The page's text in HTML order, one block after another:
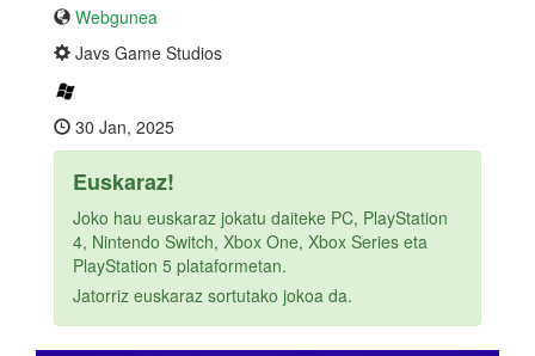
Webgunea
Javs Game Studios
30 Jan, 2025
Euskaraz!
Joko hau euskaraz jokatu daiteke PC, PlayStation
4, Nintendo Switch, Xbox One, Xbox Series eta
PlayStation 5 plataformetan.
Jatorriz euskaraz sortutako jokoa da.